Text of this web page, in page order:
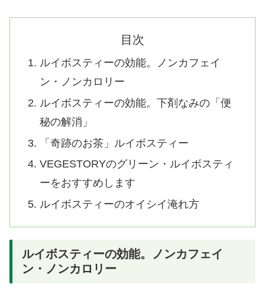
目次
ルイボスティーの効能。ノンカフェイ
ン・ノンカロリー
ルイボスティーの効能。下剤なみの「便
秘の解消」
「奇跡のお茶」ルイボスティー
VEGESTORYのグリーン・ルイボスティ
ーをおすすめします
ルイボスティーのオイシイ淹れ方
ルイボスティーの効能。ノンカフェイ
ン・ノンカロリー